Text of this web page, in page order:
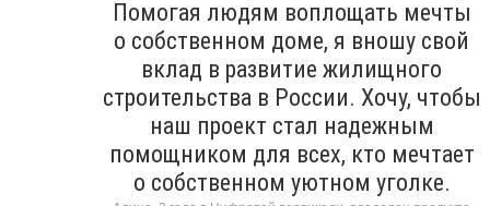
Помогая людям воплощать мечты
о собственном доме, я вношу свой
вклад в развитие жилищного
строительства в России. Хочу, чтобы
наш проект стал надежным
помощником для всех, кто мечтает
о собственном уютном уголке.